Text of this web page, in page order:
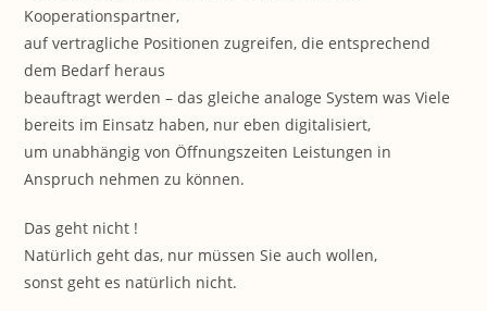
Kooperationspartner,
auf vertragliche Positionen zugreifen, die entsprechend
dem Bedarf heraus
beauftragt werden – das gleiche analoge System was Viele
bereits im Einsatz haben, nur eben digitalisiert,
um unabhängig von Öffnungszeiten Leistungen in
Anspruch nehmen zu können.
Das geht nicht !
Natürlich geht das, nur müssen Sie auch wollen,
sonst geht es natürlich nicht.